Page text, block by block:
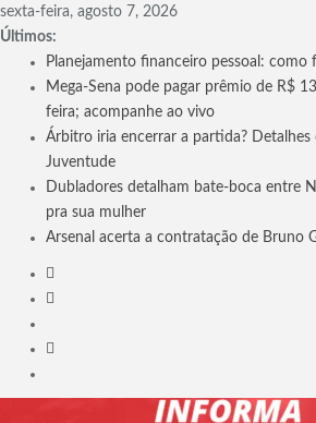
Skip
to
content
sexta-feira, agosto 7, 2026
Últimos:
Planejamento financeiro pessoal: como
Mega-Sena pode pagar prêmio de R$
feira; acompanhe ao vivo
Árbitro iria encerrar a partida?
Juventude
Dubladores detalham bate-boca entre
pra sua mulher
Arsenal acerta a contratação de Bruno